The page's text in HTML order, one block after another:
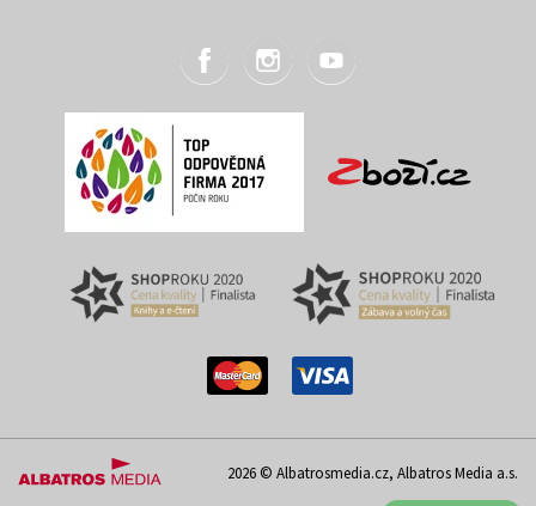
2026 © Albatrosmedia.cz, Albatros Media a.s.